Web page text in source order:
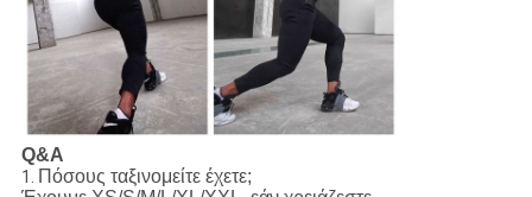
Q&A
1.
Πόσους ταξινομείτε έχετε;